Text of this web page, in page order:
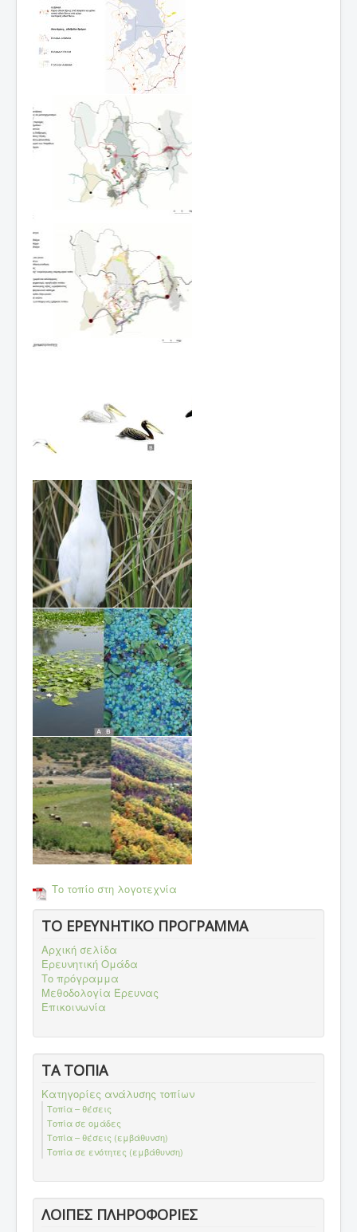
Το τοπίο στη λογοτεχνία
ΤΟ ΕΡΕΥΝΗΤΙΚΟ ΠΡΟΓΡΑΜΜΑ
Αρχική σελίδα
Ερευνητική Ομάδα
Το πρόγραμμα
Μεθοδολογία Έρευνας
Επικοινωνία
ΤΑ ΤΟΠΙΑ
Κατηγορίες ανάλυσης τοπίων
Τοπία – θέσεις
Τοπία σε ομάδες
Τοπία – θέσεις (εμβάθυνση)
Τοπία σε ενότητες (εμβάθυνση)
ΛΟΙΠΕΣ ΠΛΗΡΟΦΟΡΙΕΣ